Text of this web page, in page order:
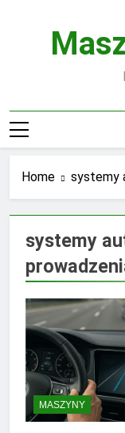
Home systemy
systemy
MASZYNY